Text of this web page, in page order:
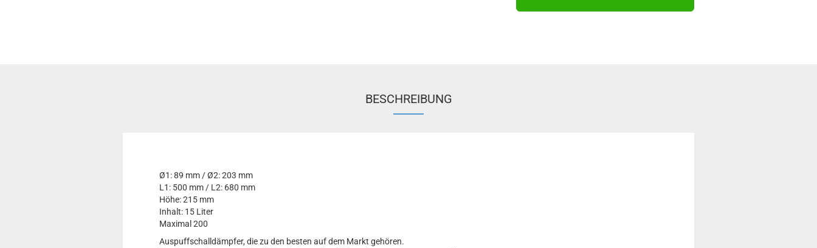
werden.
BESCHREIBUNG
Ø1: 89 mm / Ø2: 203 mm
L1: 500 mm / L2: 680 mm
Höhe: 215 mm
Inhalt: 15 Liter
Maximal 200
Auspuffschalldämpfer, die zu den besten auf dem Markt gehören.